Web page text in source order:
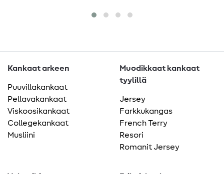
Kankaat arkeen
Puuvillakankaat
Pellavakankaat
Viskoosikankaat
Collegekankaat
Musliini
Muodikkaat kankaat
tyylillä
Jersey
Farkkukangas
French Terry
Resori
Romanit Jersey